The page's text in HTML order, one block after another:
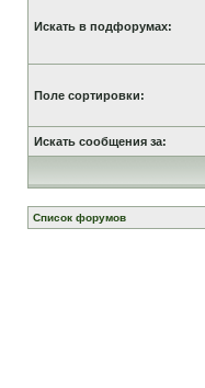
Искать в подфорумах:
Поле сортировки:
Искать сообщения за:
Список форумов